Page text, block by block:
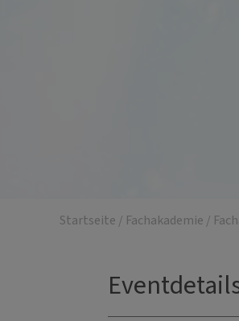
Startseite / Fachakademie /